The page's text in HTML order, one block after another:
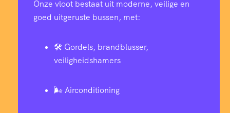
Onze vloot bestaat uit moderne, veilige en
goed uitgeruste bussen, met:
🛠️ Gordels, brandblusser,
veiligheidshamers
🌬️ Airconditioning